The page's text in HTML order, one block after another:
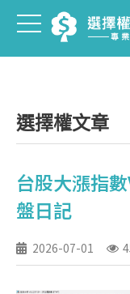
選擇權文章
台股大漲指
盤日記
2026-07-01